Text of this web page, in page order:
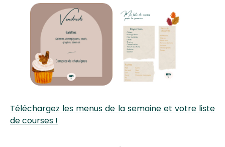
Téléchargez les menus de la semaine et votre liste
de courses !